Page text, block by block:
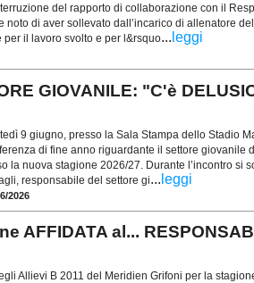
del rapporto di collaborazione con il
noto di aver sollevato dall’incarico di allenatore
per il lavoro svolto e per l&rsquo... leggi
GIOVANILE: "C'è
9 giugno, presso la Sala Stampa dello Stadio
di fine anno riguardante il settore giovanile
la nuova stagione 2026/27. Durante l’incontro si
responsabile del settore gi... leggi
2026
AFFIDATA al...
Allievi B 2011 del Meridien Grifoni per la